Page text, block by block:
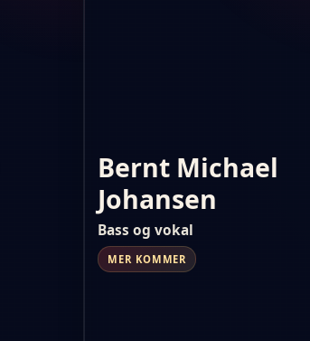
Bernt Michael
Johansen
Bass og vokal
MER KOMMER